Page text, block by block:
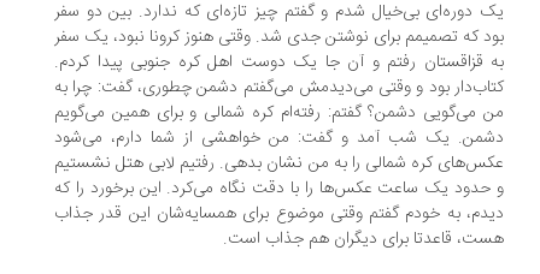
دوره‌ای بی‌خیال شدم و گفتم چیز تازه‌ای که ندارد. بین دو سفر
که تصمیمم برای نوشتن جدی شد. وقتی هنوز کرونا نبود، یک سفر
قزاقستان رفتم و آن جا یک دوست اهل کره جنوبی پیدا کردم.
بود و وقتی می‌دیدمش می‌گفتم دشمن چطوری، گفت: چرا به
می‌گویی دشمن؟ گفتم: رفته‌ام کره شمالی و برای همین می‌گویم
یک شب آمد و گفت: من خواهشی از شما دارم، می‌شود
کره شمالی را به من نشان بدهی. رفتیم لابی هتل نشستیم
یک ساعت عکس‌ها را با دقت نگاه می‌کرد. این برخورد را که
به خودم گفتم وقتی موضوع برای همسایه‌شان این قدر جذاب
قاعدتا برای دیگران هم جذاب است.